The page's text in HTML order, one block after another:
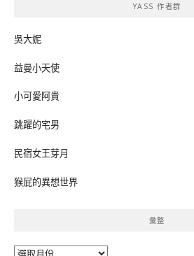
YASS 作者群
吳大妮
益曼小天使
小可愛阿貴
跳躍的宅男
民宿女王芽月
猴屁的異想世界
彙整
彙